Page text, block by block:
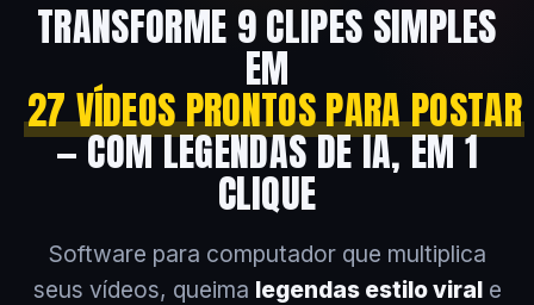
TRANSFORME 9 CLIPES SIMPLES
EM
27 VÍDEOS PRONTOS PARA POSTAR
— COM LEGENDAS DE IA, EM 1
CLIQUE
Software para computador que multiplica
seus vídeos, queima legendas estilo virale